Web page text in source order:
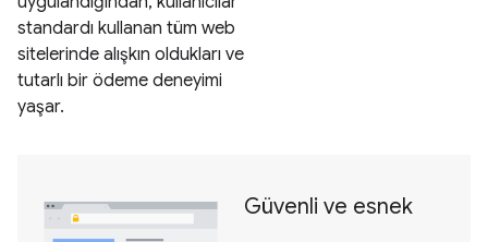
standardı kullanan tüm web
sitelerinde alışkın oldukları ve
tutarlı bir ödeme deneyimi
yaşar.
Güvenli ve esnek